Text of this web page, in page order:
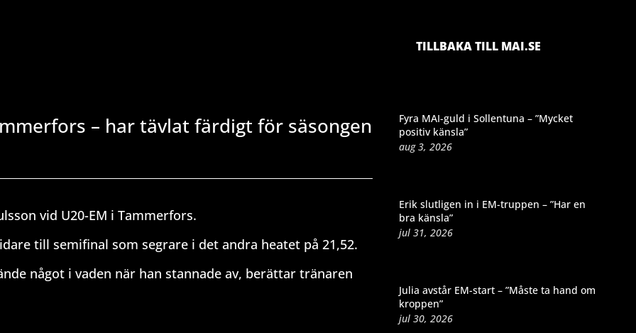
TILLBAKA TILL MAI.SE
– har tävlat färdigt för säsongen
vid U20-EM i Tammerfors.
till semifinal som segrare i det andra heatet på 21,52.
något i vaden när han stannade av, berättar tränaren
Fyra MAI-guld i Sollentuna – ”Mycket
positiv känsla”
aug 3, 2026
Erik slutligen in i EM-truppen – ”Har en
bra känsla”
jul 31, 2026
Julia avstår EM-start – ”Måste ta hand om
kroppen”
jul 30, 2026